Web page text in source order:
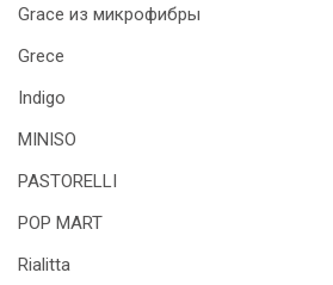
Grace из микрофибры
Grece
Indigo
MINISO
PASTORELLI
POP MART
Rialitta